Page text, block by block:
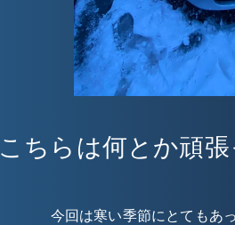
こちらは何とか頑
今回は寒い季節にとてもあ